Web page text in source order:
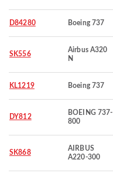
D84280 Boeing 737
SK556
Airbus A320
N
KL1219 Boeing 737
DY812
BOEING 737-
800
SK868
AIRBUS
A220-300